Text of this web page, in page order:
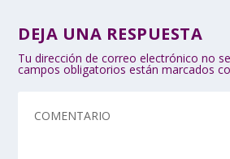
DEJA UNA RESPUESTA
Tu dirección de correo electrónico no
campos obligatorios están marcados